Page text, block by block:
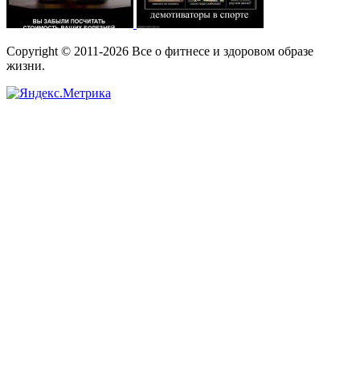
Copyright © 2011-2026 Все о фитнесе и здоровом образе
жизни.